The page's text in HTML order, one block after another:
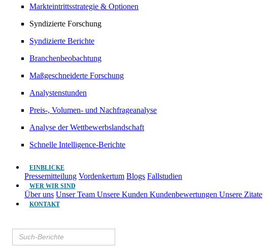
Markteintrittsstrategie & Optionen
Syndizierte Forschung
Syndizierte Berichte
Branchenbeobachtung
Maßgeschneiderte Forschung
Analystenstunden
Preis-, Volumen- und Nachfrageanalyse
Analyse der Wettbewerbslandschaft
Schnelle Intelligence-Berichte
EINBLICKE
Pressemitteilung Vordenkertum Blogs Fallstudien
WER WIR SIND
Über uns Unser Team Unsere Kunden Kundenbewertungen Unsere Zitate
KONTAKT